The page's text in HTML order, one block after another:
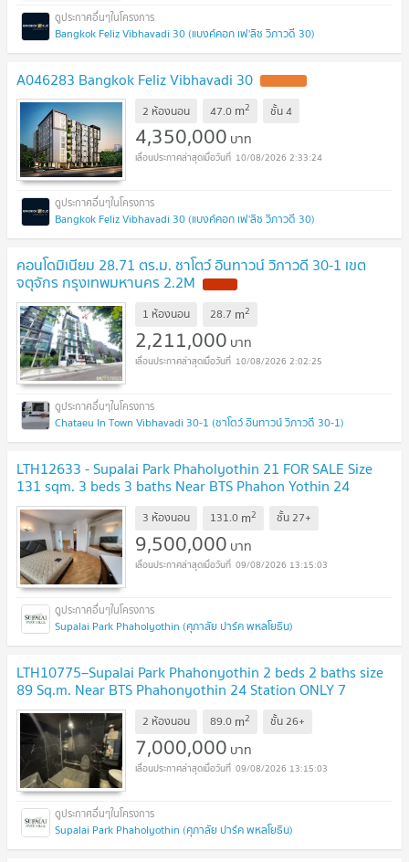
Bangkok Feliz Vibhavadi 30 (แบงค์คอก เฟ'ลิซ วิภาวดี 30)
A046283 Bangkok Feliz Vibhavadi 30
2 ห้องนอน 47.0 m2 ชั้น4
4,350,000 บาท
10/08/2026 2:33:24
Bangkok Feliz Vibhavadi 30 (แบงค์คอก เฟ'ลิซ วิภาวดี 30)
คอนโดมิเนียม 28.71 ตร.ม. ชาโตว์ อินทาวน์ วิภาวดี 30-1 เขต
จตุจักร กรุงเทพมหานคร 2.2M
1 ห้องนอน 28.7 m2
2,211,000 บาท
10/08/2026 2:02:25
Chataeu In Town Vibhavadi 30-1 (ชาโตว์ อินทาวน์ วิภาวดี 30-1)
LTH12633 - Supalai Park Phaholyothin 21 FOR SALE Size
131 sqm. 3 beds 3 baths Near BTS Phahon Yothin 24
Station ONLY 9.5 MB
3 ห้องนอน 131.0 m2 ชั้น27+
9,500,000 บาท
09/08/2026 13:15:03
Supalai Park Phaholyothin (ศุภาลัย ปาร์ค พหลโยธิน)
LTH10775–Supalai Park Phahonyothin 2 beds 2 baths size
89 Sq.m. Near BTS Phahonyothin 24 Station ONLY 7
MB UPDATE !
2 ห้องนอน 89.0 m2 ชั้น26+
7,000,000 บาท
09/08/2026 13:15:03
Supalai Park Phaholyothin (ศุภาลัย ปาร์ค พหลโยธิน)